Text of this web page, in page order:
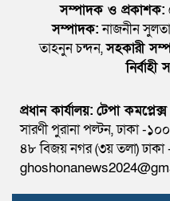
সম্পাদক ও প্রকাশক:
সম্পাদক:নাজনীন
তাহনুন চন্দন,সহকারী
প্রধান কার্যালয়: টেপা কমপ্লেক্স
সারণী পুরানা পল্টন, ঢাকা -
৪৮ বিজয় নগর (৩য় তলা)